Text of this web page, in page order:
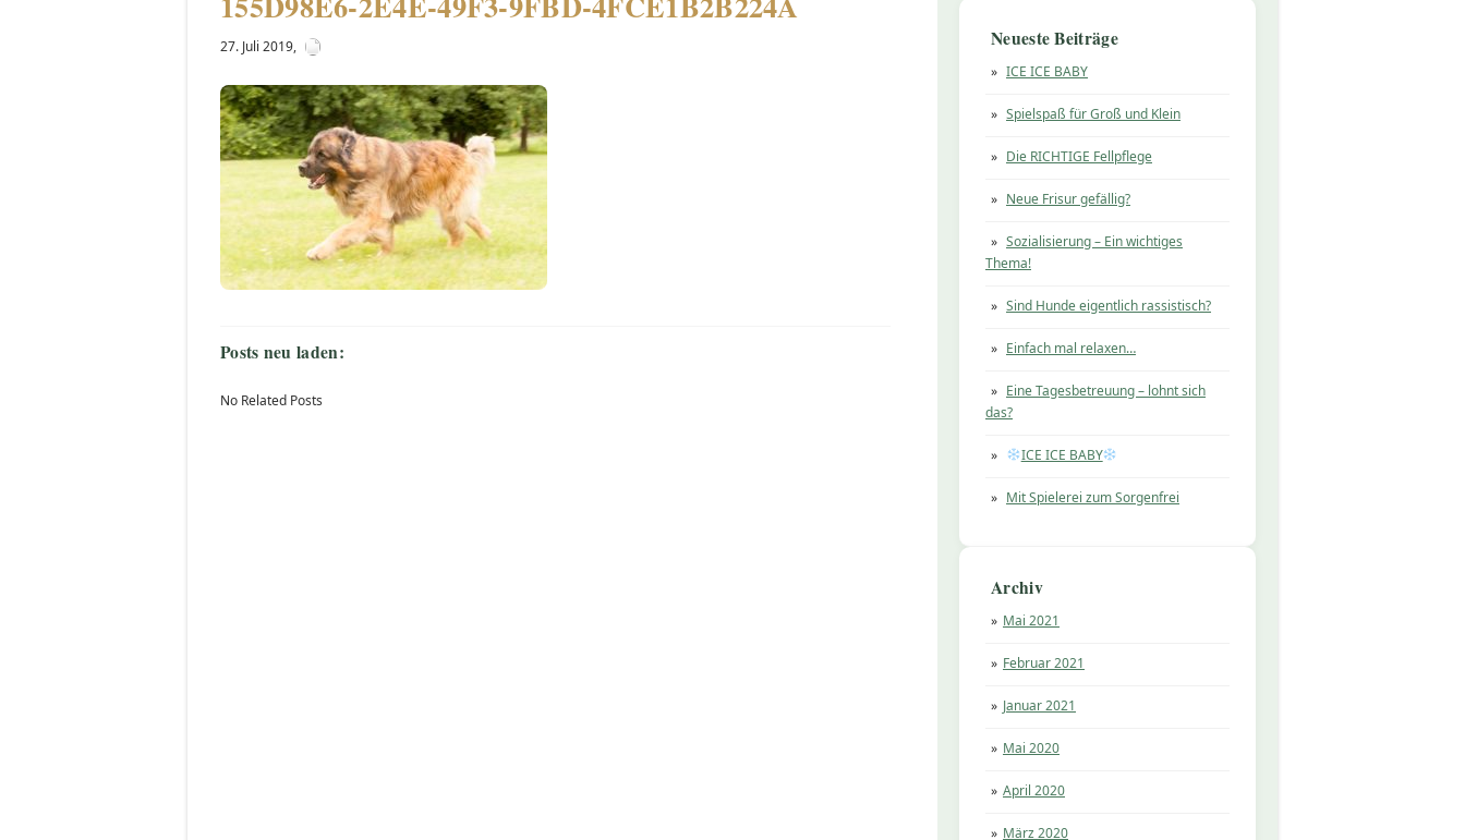
Neueste Beiträge
ICE ICE BABY
Spielspaß für Groß und Klein
Die RICHTIGE Fellpflege
Neue Frisur gefällig?
Sozialisierung – Ein wichtiges
Thema!
Sind Hunde eigentlich rassistisch?
Einfach mal relaxen…
Eine Tagesbetreuung – lohnt sich
das?
ICE ICE BABY
Mit Spielerei zum Sorgenfrei
Archiv
Mai 2021
Februar 2021
Januar 2021
Mai 2020
April 2020
März 2020
27. Juli 2019,
Posts neu laden:
No Related Posts